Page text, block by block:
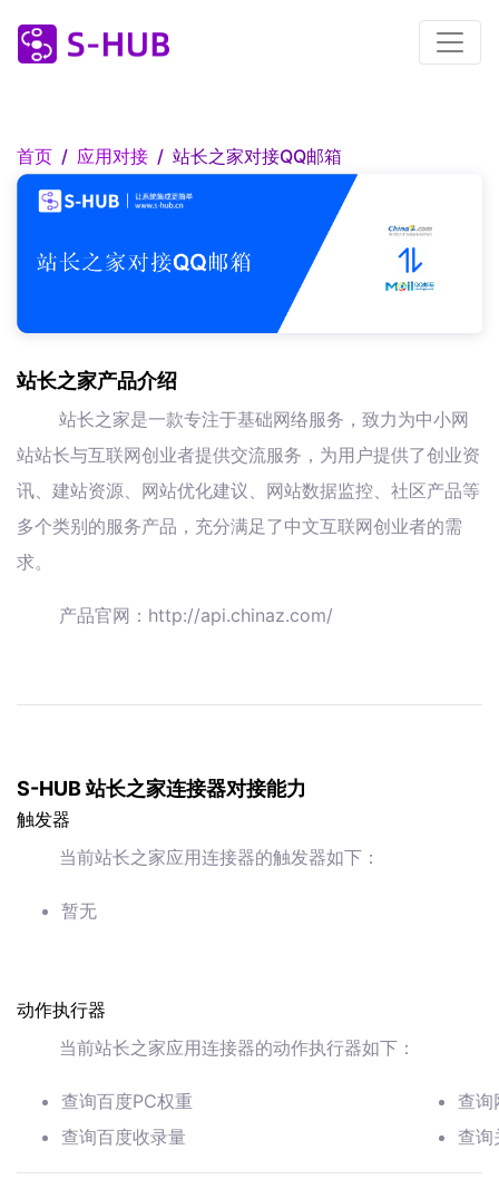
首页 应用对接 站长之家对接QQ邮箱
站长之家产品介绍
站长之家是一款专注于基础网络服务，致力为中小网
站站长与互联网创业者提供交流服务，为用户提供了创业资
讯、建站资源、网站优化建议、网站数据监控、社区产品等
多个类别的服务产品，充分满足了中文互联网创业者的需
求。
产品官网：http://api.chinaz.com/
S-HUB 站长之家连接器对接能力
触发器
当前站长之家应用连接器的触发器如下：
暂无
动作执行器
当前站长之家应用连接器的动作执行器如下：
查询百度PC权重
查询百度收录量
查询
查询